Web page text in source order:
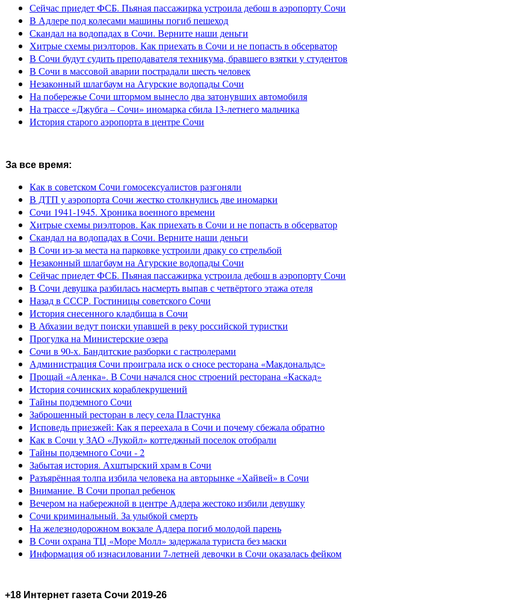
Сейчас приедет ФСБ. Пьяная пассажирка устроила дебош в аэропорту Сочи
В Адлере под колесами машины погиб пешеход
Скандал на водопадах в Сочи. Верните наши деньги
Хитрые схемы риэлторов. Как приехать в Сочи и не попасть в обсерватор
В Сочи будут судить преподавателя техникума, бравшего взятки у студентов
В Сочи в массовой аварии пострадали шесть человек
Незаконный шлагбаум на Агурские водопады Сочи
На побережье Сочи штормом вынесло два затонувших автомобиля
На трассе «Джубга – Сочи» иномарка сбила 13-летнего мальчика
История старого аэропорта в центре Сочи
За все время:
Как в советском Сочи гомосексуалистов разгоняли
В ДТП у аэропорта Сочи жестко столкнулись две иномарки
Сочи 1941-1945. Хроника военного времени
Хитрые схемы риэлторов. Как приехать в Сочи и не попасть в обсерватор
Скандал на водопадах в Сочи. Верните наши деньги
В Сочи из-за места на парковке устроили драку со стрельбой
Незаконный шлагбаум на Агурские водопады Сочи
Сейчас приедет ФСБ. Пьяная пассажирка устроила дебош в аэропорту Сочи
В Сочи девушка разбилась насмерть выпав с четвёртого этажа отеля
Назад в СССР. Гостиницы советского Сочи
История снесенного кладбища в Сочи
В Абхазии ведут поиски упавшей в реку российской туристки
Прогулка на Министерские озера
Сочи в 90-х. Бандитские разборки с гастролерами
Администрация Сочи проиграла иск о сносе ресторана «Макдональдс»
Прощай «Аленка». В Сочи начался снос строений ресторана «Каскад»
История сочинских кораблекрушений
Тайны подземного Сочи
Заброшенный ресторан в лесу села Пластунка
Исповедь приезжей: Как я переехала в Сочи и почему сбежала обратно
Как в Сочи у ЗАО «Лукойл» коттеджный поселок отобрали
Тайны подземного Сочи - 2
Забытая история. Ахштырский храм в Сочи
Разъярённая толпа избила человека на авторынке «Хайвей» в Сочи
Внимание. В Сочи пропал ребенок
Вечером на набережной в центре Адлера жестоко избили девушку
Сочи криминальный. За улыбкой смерть
На железнодорожном вокзале Адлера погиб молодой парень
В Сочи охрана ТЦ «Море Молл» задержала туриста без маски
Информация об изнасиловании 7-летней девочки в Сочи оказалась фейком
+18 Интернет газета Сочи 2019-26